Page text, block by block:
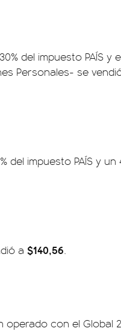
del impuesto PAÍS y
Personales- se
del impuesto PAÍS y un
a $140,56.
operado con el Global